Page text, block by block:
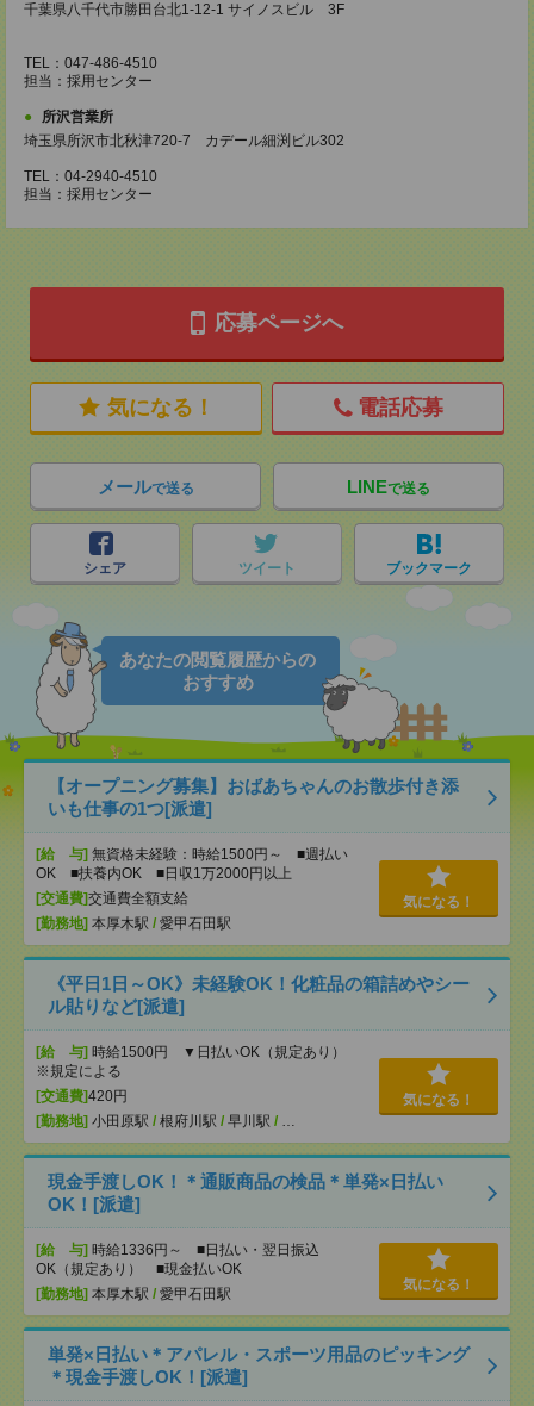
千葉県八千代市勝田台北1-12-1 サイノスビル 3F
TEL：047-486-4510
担当：採用センター
所沢営業所
埼玉県所沢市北秋津720-7 カデール細渕ビル302
TEL：04-2940-4510
担当：採用センター
応募ページへ
気になる！ 電話応募
メールで送る LINEで送る
シェア ツイート ブックマーク
あなたの閲覧履歴からの
おすすめ
【オープニング募集】おばあちゃんのお散歩付き添
いも仕事の1つ[派遣]
[給 与] 無資格未経験：時給1500円～ ■週払い
OK ■扶養内OK ■日収1万2000円以上
[交通費]交通費全額支給
[勤務地] 本厚木駅 / 愛甲石田駅
気になる！
《平日1日～OK》未経験OK！化粧品の箱詰めやシー
ル貼りなど[派遣]
[給 与] 時給1500円 ▼日払いOK（規定あり）
※規定による
[交通費]420円
[勤務地] 小田原駅 / 根府川駅 / 早川駅 / …
気になる！
現金手渡しOK！＊通販商品の検品＊単発×日払い
OK！[派遣]
[給 与] 時給1336円～ ■日払い・翌日振込
OK（規定あり） ■現金払いOK
[勤務地] 本厚木駅 / 愛甲石田駅
気になる！
単発×日払い＊アパレル・スポーツ用品のピッキング
＊現金手渡しOK！[派遣]